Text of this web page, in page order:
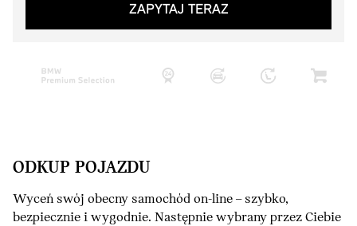
ZAPYTAJ TERAZ
ODKUP POJAZDU
Wyceń swój obecny samochód on-line – szybko,
bezpiecznie i wygodnie. Następnie wybrany przez Ciebie